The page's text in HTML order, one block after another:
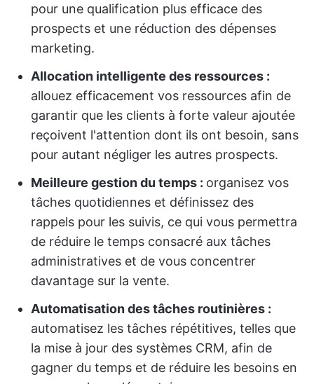
pour une qualification plus efficace des
prospects et une réduction des dépenses
marketing.
Allocation intelligente des ressources :
allouez efficacement vos ressources afin de
garantir que les clients à forte valeur ajoutée
reçoivent l'attention dont ils ont besoin, sans
pour autant négliger les autres prospects.
Meilleure gestion du temps : organisez vos
tâches quotidiennes et définissez des
rappels pour les suivis, ce qui vous permettra
de réduire le temps consacré aux tâches
administratives et de vous concentrer
davantage sur la vente.
Automatisation des tâches routinières :
automatisez les tâches répétitives, telles que
la mise à jour des systèmes CRM, afin de
gagner du temps et de réduire les besoins en